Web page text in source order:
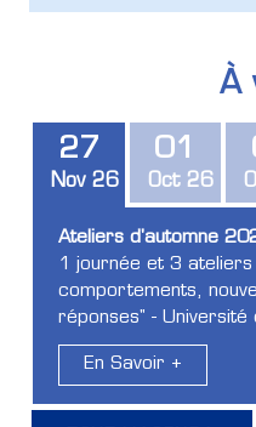
À
27
Nov 26
01
Oct 26
Ateliers d'automne
1 journée et 3 ateliers
comportements,
réponses" - Université
En Savoir +